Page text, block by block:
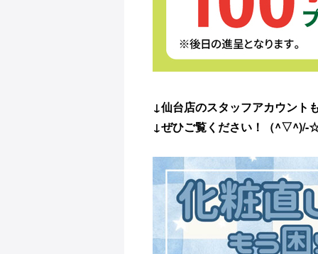
↓仙台店のスタッフアカウント
↓ぜひご覧ください！（^▽^)/-